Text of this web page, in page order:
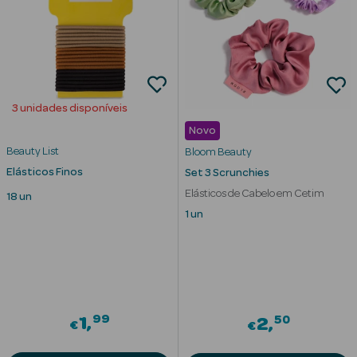
Cuidados de
Mãos
Coffrets
3 unidades disponíveis
Beauty List
Elásticos Finos
18 un
€1 99
Novo
Bloom Beauty
Set 3 Scrunchies
Elásticos de Cabelo em Cetim
1 un
€2 50